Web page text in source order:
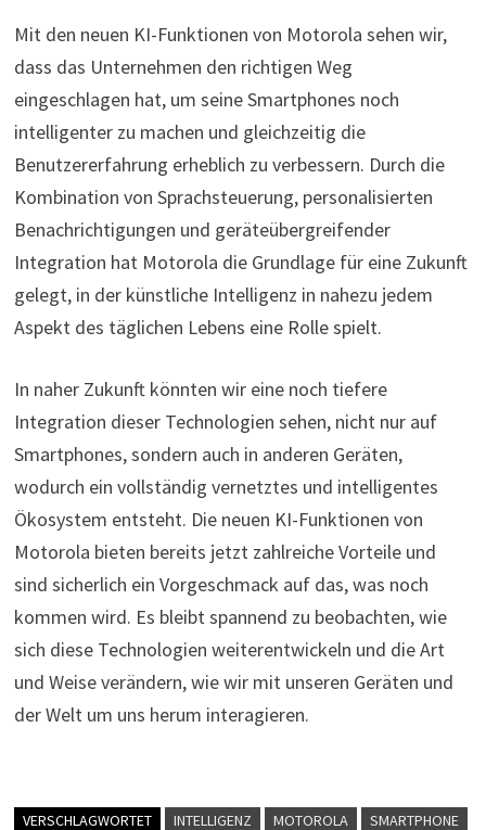
Mit den neuen KI-Funktionen von Motorola sehen wir,
dass das Unternehmen den richtigen Weg
eingeschlagen hat, um seine Smartphones noch
intelligenter zu machen und gleichzeitig die
Benutzererfahrung erheblich zu verbessern. Durch die
Kombination von Sprachsteuerung, personalisierten
Benachrichtigungen und geräteübergreifender
Integration hat Motorola die Grundlage für eine Zukunft
gelegt, in der künstliche Intelligenz in nahezu jedem
Aspekt des täglichen Lebens eine Rolle spielt.
In naher Zukunft könnten wir eine noch tiefere
Integration dieser Technologien sehen, nicht nur auf
Smartphones, sondern auch in anderen Geräten,
wodurch ein vollständig vernetztes und intelligentes
Ökosystem entsteht. Die neuen KI-Funktionen von
Motorola bieten bereits jetzt zahlreiche Vorteile und
sind sicherlich ein Vorgeschmack auf das, was noch
kommen wird. Es bleibt spannend zu beobachten, wie
sich diese Technologien weiterentwickeln und die Art
und Weise verändern, wie wir mit unseren Geräten und
der Welt um uns herum interagieren.
VERSCHLAGWORTET INTELLIGENZ MOTOROLA SMARTPHONE